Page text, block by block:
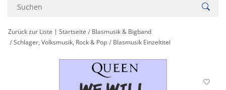
Zurück zur Liste Startseite
Blasmusik & Bigband
Schlager, Volksmusik, Rock & Pop
Blasmusik Einzeltitel